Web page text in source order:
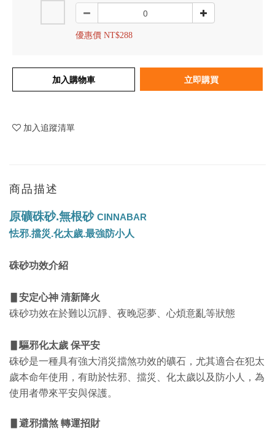
優惠價 NT$288
加入購物車 立即購買
加入追蹤清單
商品描述
原礦硃砂.無根砂 CINNABAR
怯邪.擋災.化太歲.最強防小人
硃砂功效介紹
▋安定心神 清新降火
硃砂功效在於難以沉靜、夜晚惡夢、心煩意亂等狀態
▋驅邪化太歲 保平安
硃砂是一種具有強大消災擋煞功效的礦石，尤其適合在犯太
歲本命年使用，有助於怯邪、擋災、化太歲以及防小人，為
使用者帶來平安與保護。
▋避邪擋煞 轉運招財